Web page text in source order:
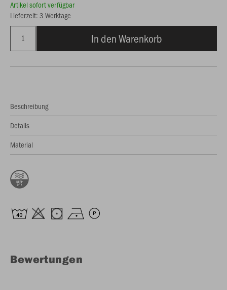
Artikel sofort verfügbar
Lieferzeit: 3 Werktage
In den Warenkorb
Beschreibung
Details
Material
Bewertungen